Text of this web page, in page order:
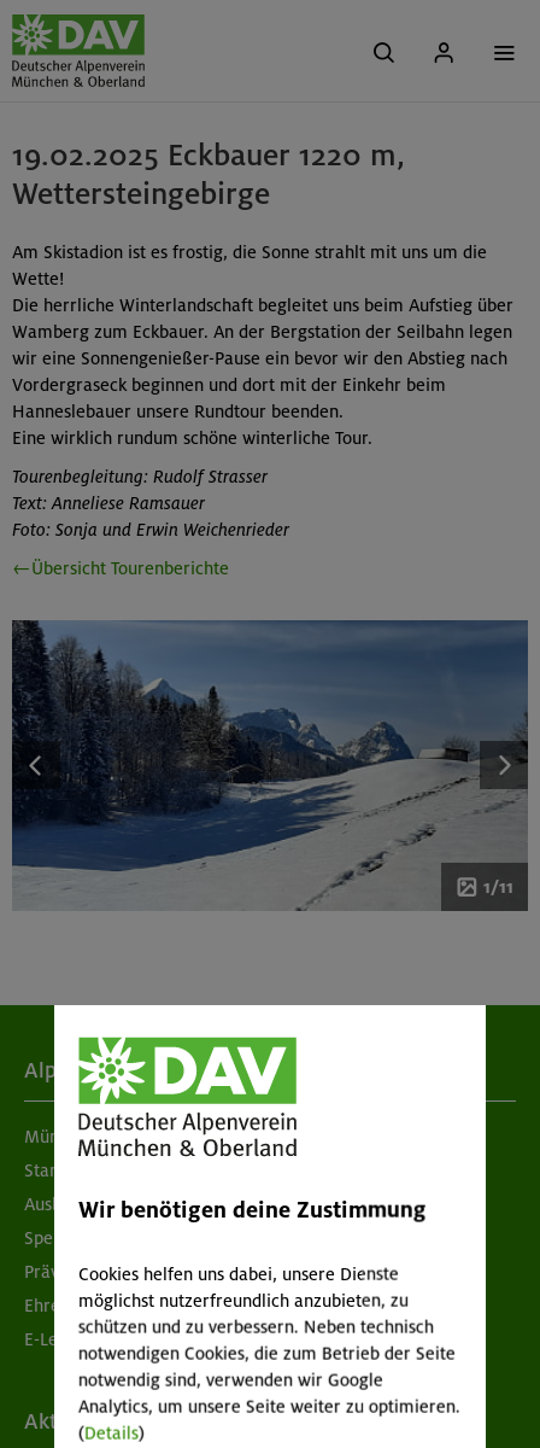
19.02.2025 Eckbauer 1220 m,
Wettersteingebirge
Am Skistadion ist es frostig, die Sonne strahlt mit uns um die
Wette!
Die herrliche Winterlandschaft begleitet uns beim Aufstieg über
Wamberg zum Eckbauer. An der Bergstation der Seilbahn legen
wir eine Sonnengenießer-Pause ein bevor wir den Abstieg nach
Vordergraseck beginnen und dort mit der Einkehr beim
Hanneslebauer unsere Rundtour beenden.
Eine wirklich rundum schöne winterliche Tour.
Tourenbegleitung: Rudolf Strasser
Text: Anneliese Ramsauer
Foto: Sonja und Erwin Weichenrieder
←Übersicht Tourenberichte
1/11
Alpenverein
München & Oberland
Standorte
Ausbildung & Jobs
Spenden
Prävention sexualisierter Gewalt
Ehrenamtsbörse
E-Learning
Aktuelles
Wir benötigen deine Zustimmung
Cookies helfen uns dabei, unsere Dienste
möglichst nutzerfreundlich anzubieten, zu
schützen und zu verbessern. Neben technisch
notwendigen Cookies, die zum Betrieb der Seite
notwendig sind, verwenden wir Google
Analytics, um unsere Seite weiter zu optimieren.
(Details)